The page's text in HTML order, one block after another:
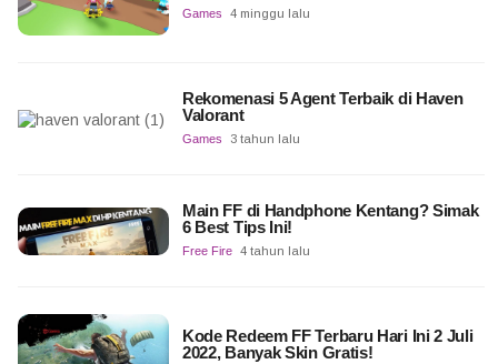
Games 4 minggu lalu
Rekomenasi 5 Agent Terbaik di Haven
Valorant
Games 3 tahun lalu
Main FF di Handphone Kentang? Simak
6 Best Tips Ini!
Free Fire 4 tahun lalu
Kode Redeem FF Terbaru Hari Ini 2 Juli
2022, Banyak Skin Gratis!